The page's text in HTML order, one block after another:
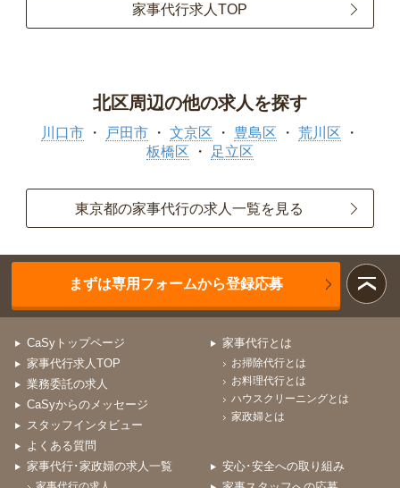
家事代行求人TOP
北区周辺の他の求人を探す
川口市 戸田市 文京区 豊島区
荒川区
板橋区
足立区
東京都の家事代行の求人一覧を見る
まずは専用フォームから登録応募
CaSyトップページ
家事代行求人TOP
業務委託の求人
CaSyからのメッセージ
スタッフインタビュー
よくある質問
家事代行とは
お掃除代行とは
お料理代行とは
ハウスクリーニングとは
家政婦とは
家事代行･家政婦の求人一覧
安心･安全への取り組み